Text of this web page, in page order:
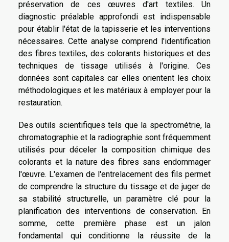
préservation de ces œuvres d'art textiles. Un
diagnostic préalable approfondi est indispensable
pour établir l'état de la tapisserie et les interventions
nécessaires. Cette analyse comprend l'identification
des fibres textiles, des colorants historiques et des
techniques de tissage utilisés à l'origine. Ces
données sont capitales car elles orientent les choix
méthodologiques et les matériaux à employer pour la
restauration.
Des outils scientifiques tels que la spectrométrie, la
chromatographie et la radiographie sont fréquemment
utilisés pour déceler la composition chimique des
colorants et la nature des fibres sans endommager
l'œuvre. L'examen de l'entrelacement des fils permet
de comprendre la structure du tissage et de juger de
sa stabilité structurelle, un paramètre clé pour la
planification des interventions de conservation. En
somme, cette première phase est un jalon
fondamental qui conditionne la réussite de la